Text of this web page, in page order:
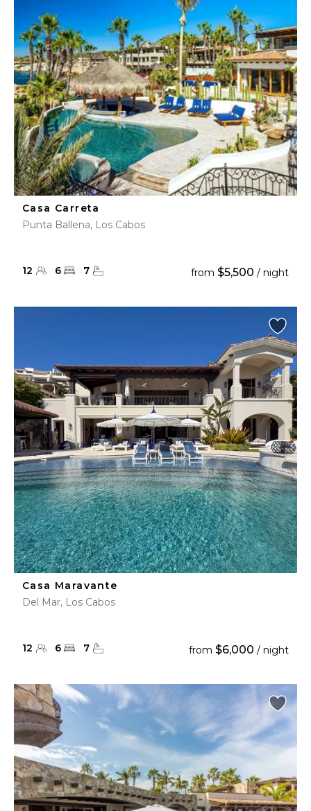
Casa Carreta
Punta Ballena, Los Cabos
12 6 7 from $5,500 / night
Casa Maravante
Del Mar, Los Cabos
12 6 7 from $6,000 / night